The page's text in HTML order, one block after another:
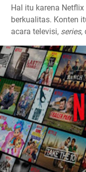
Hal itu karena
berkualitas. Konten
acara televisi, series,